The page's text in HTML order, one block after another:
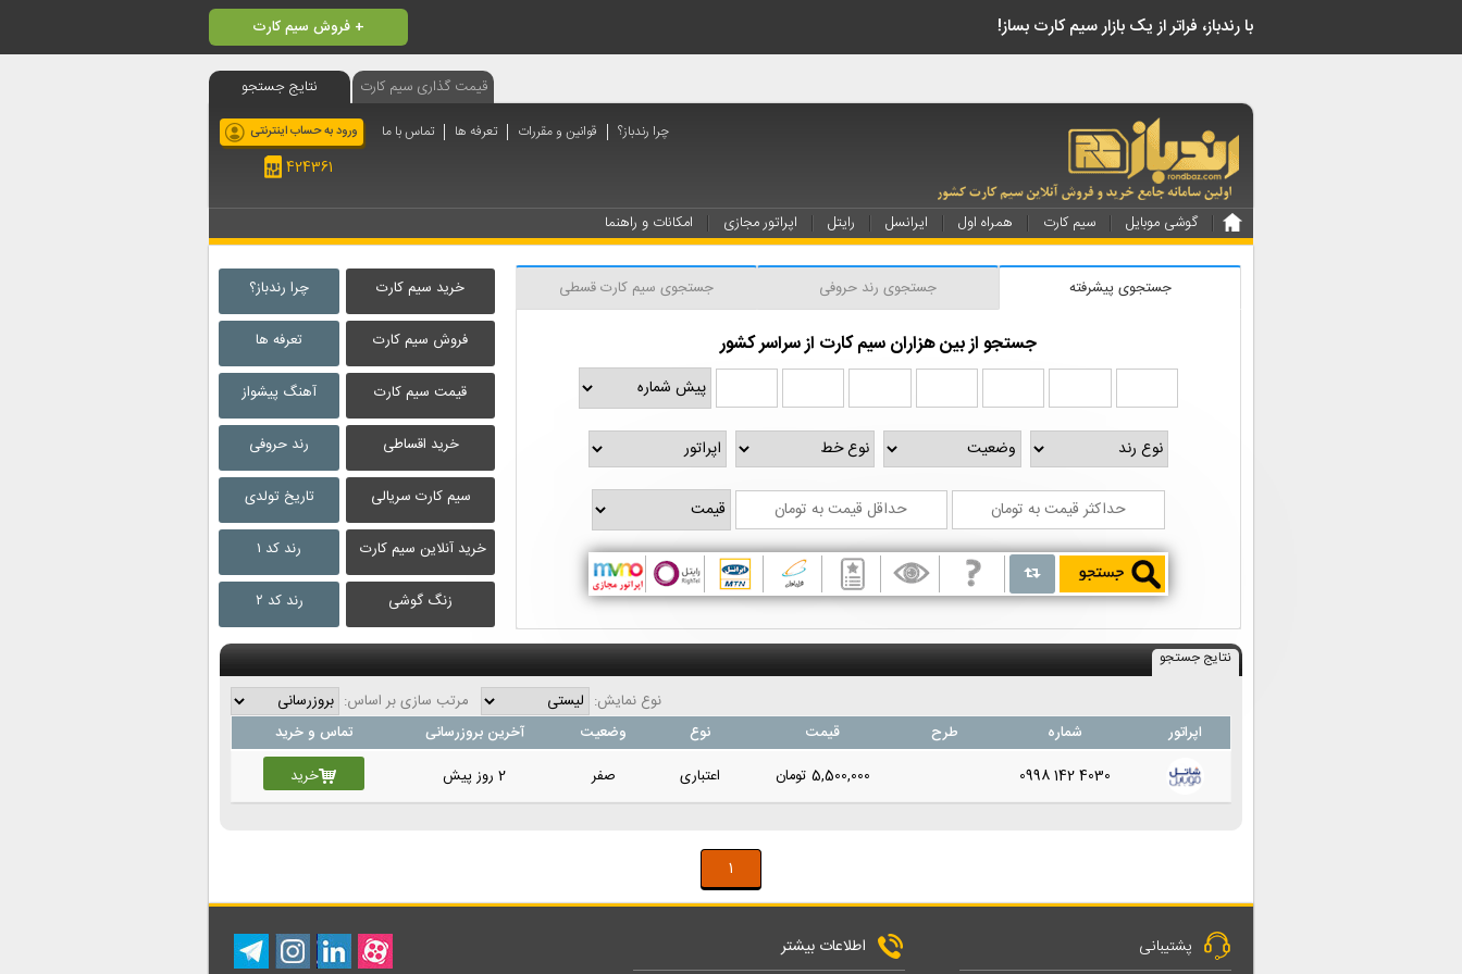
قیمت گذاری سیم کارت نتایج جستجو
ورود به حساب اینترنتی چرا رندباز؟ قوانین و مقررات تعرفه ها تماس با ما
424361
گوشی موبایل سیم کارت همراه اول ایرانسل رایتل اپراتور مجازی امکانات و راهنما
چرا رندباز؟
تعرفه ها
آهنگ پیشواز
رند حروفی
تاریخ تولدی
رند کد ۱
رند کد ۲
خرید سیم کارت
فروش سیم کارت
قیمت سیم کارت
خرید اقساطی
سیم کارت سریالی
خرید آنلاین سیم کارت
زنگ گوشی
جستجوی سیم کارت قسطی جستجوی رند حروفی جستجوی پیشرفته
جستجو از بین هزاران سیم کارت از سراسر کشور
نتایج جستجو
نوع نمایش:
مرتب سازی بر اساس:
اپراتور
شماره طرح قیمت نوع وضعیت آخرین بروزرسانی
تماس و خرید
0998 142 4030
5,500,000 تومان اعتباری صفر 2 روز پیش خرید
1
پشتیبانی اطلاعات بیشتر
!با رندباز، فراتر از یک بازار سیم کارت بساز فروش سیم کارت +